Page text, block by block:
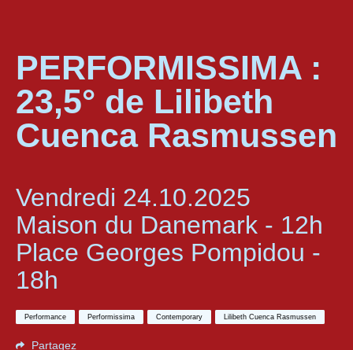
PERFORMISSIMA :
23,5° de Lilibeth
Cuenca Rasmussen
Vendredi 24.10.2025
Maison du Danemark - 12h
Place Georges Pompidou -
18h
Performance Performissima Contemporary Lilibeth Cuenca Rasmussen
Partagez